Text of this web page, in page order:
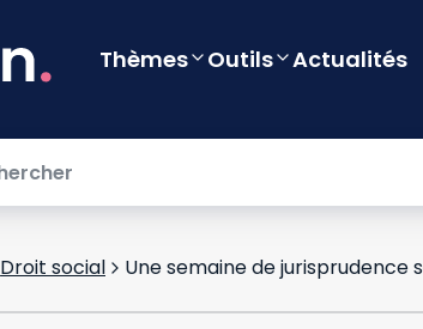
Thèmes Outils Actualités
Droit social Une semaine de jurisprudence